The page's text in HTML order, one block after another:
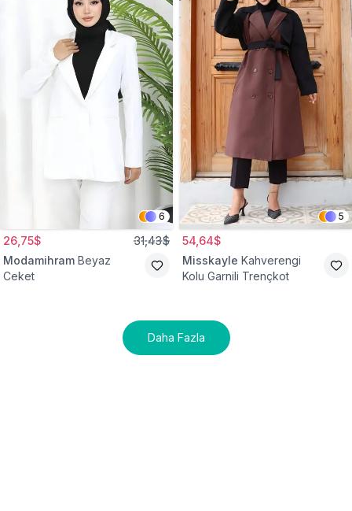
6
26,75$ 31,43$
Modamihram Beyaz
Ceket
5
54,64$
Misskayle Kahverengi
Kolu Garnili Trençkot
Daha Fazla